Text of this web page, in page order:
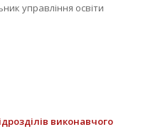
освіти
виконавчого